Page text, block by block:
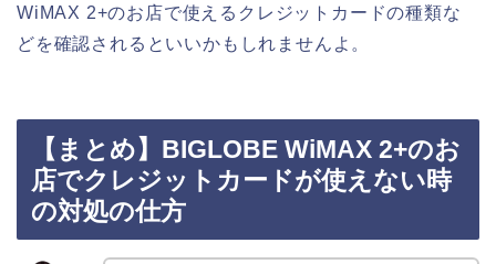
WiMAX 2+のお店で使えるクレジットカードの種類な
どを確認されるといいかもしれませんよ。
【まとめ】BIGLOBE WiMAX 2+のお
店でクレジットカードが使えない時
の対処の仕方